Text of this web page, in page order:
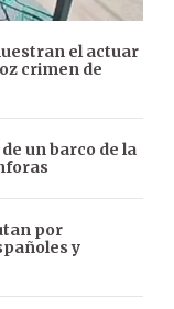
el actuar
crimen de
un barco de la
por
y